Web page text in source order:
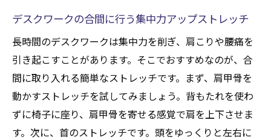
デスクワークの合間に行う集中力アップストレッチ
長時間のデスクワークは集中力を削ぎ、肩こりや腰痛を
引き起こすことがあります。そこでおすすめなのが、合
間に取り入れる簡単なストレッチです。まず、肩甲骨を
動かすストレッチを試してみましょう。背もたれを使わ
ずに椅子に座り、肩甲骨を寄せる感覚で肩を上下させま
す。次に、首のストレッチです。頭をゆっくりと左右に